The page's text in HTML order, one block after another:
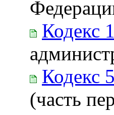
Кодекс
Кодекс
(часть